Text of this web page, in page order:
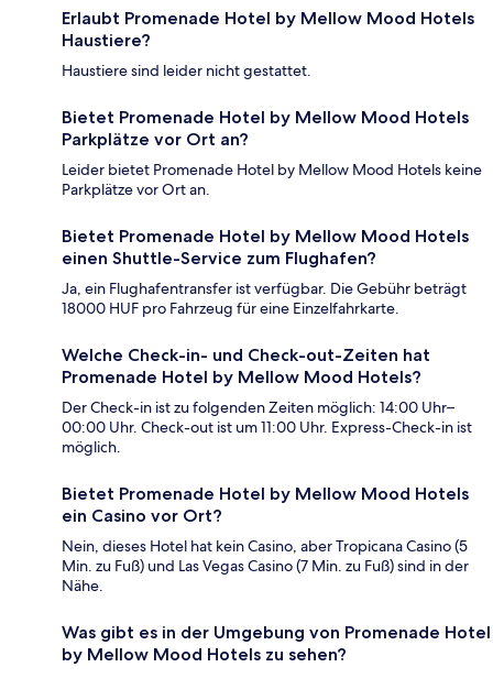
Erlaubt Promenade Hotel by Mellow Mood Hotels
Haustiere?
Haustiere sind leider nicht gestattet.
Bietet Promenade Hotel by Mellow Mood Hotels
Parkplätze vor Ort an?
Leider bietet Promenade Hotel by Mellow Mood Hotels keine
Parkplätze vor Ort an.
Bietet Promenade Hotel by Mellow Mood Hotels
einen Shuttle-Service zum Flughafen?
Ja, ein Flughafentransfer ist verfügbar. Die Gebühr beträgt
18000 HUF pro Fahrzeug für eine Einzelfahrkarte.
Welche Check-in- und Check-out-Zeiten hat
Promenade Hotel by Mellow Mood Hotels?
Der Check-in ist zu folgenden Zeiten möglich: 14:00 Uhr–
00:00 Uhr. Check-out ist um 11:00 Uhr. Express-Check-in ist
möglich.
Bietet Promenade Hotel by Mellow Mood Hotels
ein Casino vor Ort?
Nein, dieses Hotel hat kein Casino, aber Tropicana Casino (5
Min. zu Fuß) und Las Vegas Casino (7 Min. zu Fuß) sind in der
Nähe.
Was gibt es in der Umgebung von Promenade Hotel
by Mellow Mood Hotels zu sehen?